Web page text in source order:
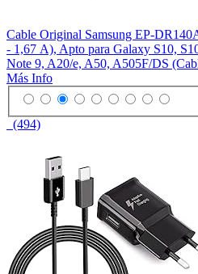
Cable Original Samsung EP-
- 1,67 A), Apto para Galaxy S10,
Note 9, A20/e, A50, A505F/DS
Más Info
(494)